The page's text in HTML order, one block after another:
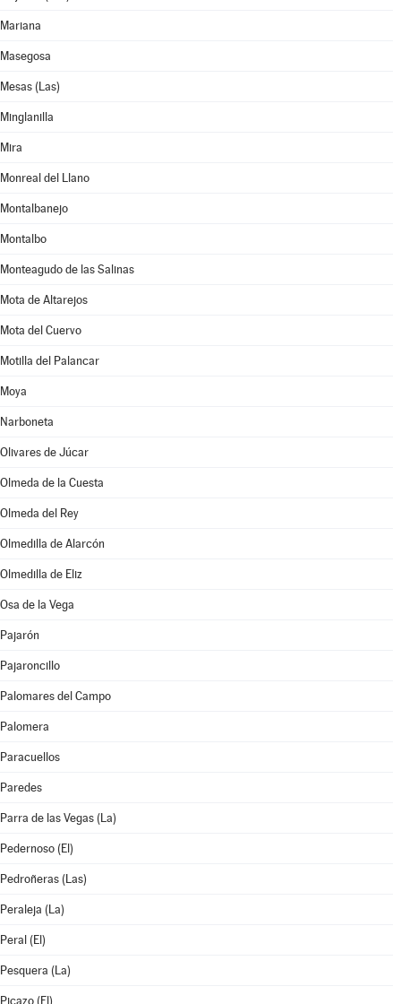
Mariana
Masegosa
Mesas (Las)
Minglanilla
Mira
Monreal del Llano
Montalbanejo
Montalbo
Monteagudo de las Salinas
Mota de Altarejos
Mota del Cuervo
Motilla del Palancar
Moya
Narboneta
Olivares de Júcar
Olmeda de la Cuesta
Olmeda del Rey
Olmedilla de Alarcón
Olmedilla de Eliz
Osa de la Vega
Pajarón
Pajaroncillo
Palomares del Campo
Palomera
Paracuellos
Paredes
Parra de las Vegas (La)
Pedernoso (El)
Pedroñeras (Las)
Peraleja (La)
Peral (El)
Pesquera (La)
Picazo (El)